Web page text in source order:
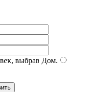
выбрав Дом.